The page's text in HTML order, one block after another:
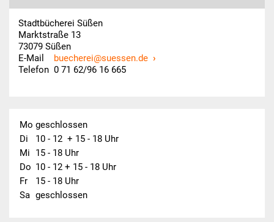
Stadtbücherei Süßen
Marktstraße 13
73079 Süßen
E-Mail buecherei@suessen.de
Telefon 0 71 62/96 16 665
Mo geschlossen
Di
10 - 12  + 15 - 18 Uhr
Mi
15 - 18 Uhr
Do 10 - 12 + 15 - 18 Uhr
Fr
15 - 18 Uhr
Sa geschlossen